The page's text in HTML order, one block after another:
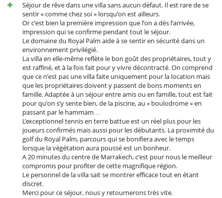
Séjour de rêve dans une villa sans aucun défaut. Il est rare de se
sentir « comme chez soi » lorsqu’on est ailleurs.
Or c’est bien la première impression que l’on a dès l’arrivée,
impression qui se confirme pendant tout le séjour.
Le domaine du Royal Palm aide à se sentir en sécurité dans un
environnement privilégié.
La villa en elle-même reflète le bon goût des propriétaires, tout y
est raffiné, et à la fois fait pour y vivre décontracté. On comprend
que ce n’est pas une villa faite uniquement pour la location mais
que les propriétaires doivent y passent de bons moments en
famille. Adaptée à un séjour entre amis ou en famille, tout est fait
pour qu’on s’y sente bien, de la piscine, au « boulodrome » en
passant par le hammam…
L’exceptionnel tennis en terre battue est un réel plus pour les
joueurs confirmés mais aussi pour les débutants. La proximité du
golf du Royal Palm, parcours qui se bonifiera avec le temps
lorsque la végétation aura poussé est un bonheur.
A 20 minutes du centre de Marrakech, c’est pour nous le meilleur
compromis pour profiter de cette magnifique région.
Le personnel de la villa sait se montrer efficace tout en étant
discret.
Merci pour ce séjour, nous y retournerons très vite.